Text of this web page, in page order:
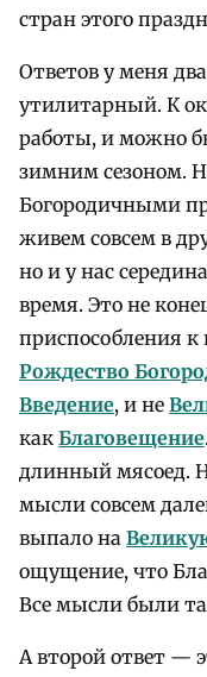
стран этого
Ответов у меня
утилитарный. К
работы, и можно
зимним сезоном.
Богородичными
живем совсем в
но и у нас
время. Это не
приспособления
Рождество
Введение, и не
как Благовещение
длинный мясоед.
мысли совсем
выпало на
ощущение, что
Все мысли были
А второй ответ —